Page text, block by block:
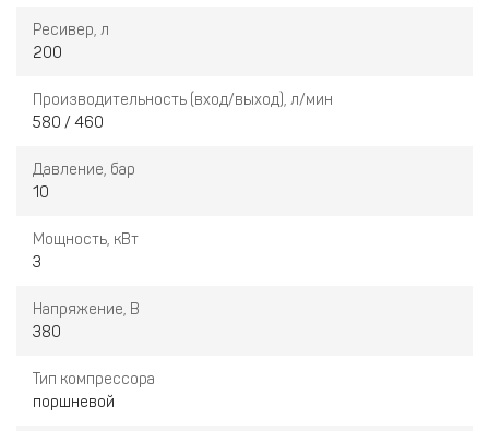
Ресивер, л
200
Производительность (вход/выход), л/мин
580 / 460
Давление, бар
10
Мощность, кВт
3
Напряжение, В
380
Тип компрессора
поршневой